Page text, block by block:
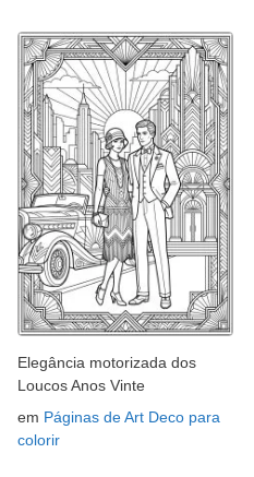
Elegância motorizada dos
Loucos Anos Vinte
em Páginas de Art Deco para
colorir